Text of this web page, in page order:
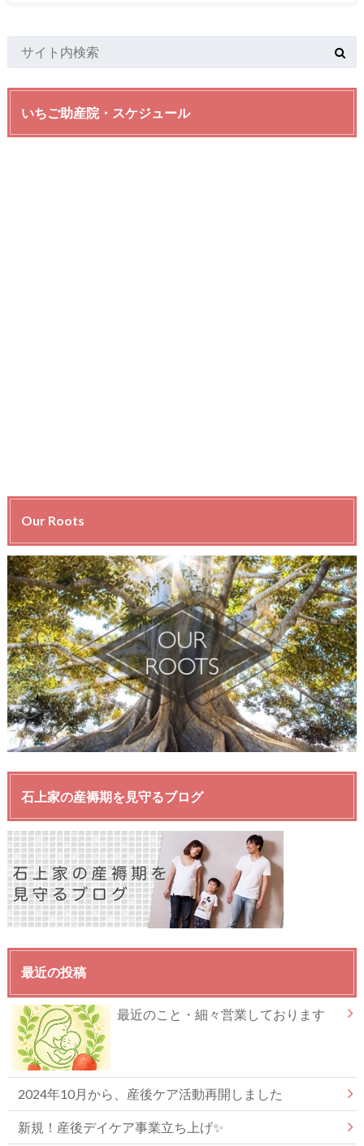
いちご助産院・スケジュール
Our Roots
石上家の産褥期を見守るブログ
最近の投稿
最近のこと・細々営業しております
2024年10月から、産後ケア活動再開しました
新規！産後デイケア事業立ち上げ✨